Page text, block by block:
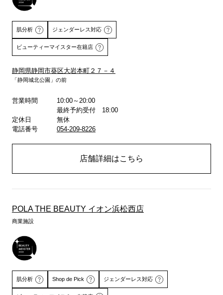
肌分析 ジェンダーレス対応
ビューティーマイスター在籍店
静岡県静岡市葵区大岩本町２７－４
「静岡城北公園」の前
営業時間
10:00～20:00
最終予約受付 18:00
定休日
無休
電話番号
054-209-8226
店舗詳細はこちら
POLA THE BEAUTY イオン浜松西店
商業施設
肌分析 Shop de Pick ジェンダーレス対応